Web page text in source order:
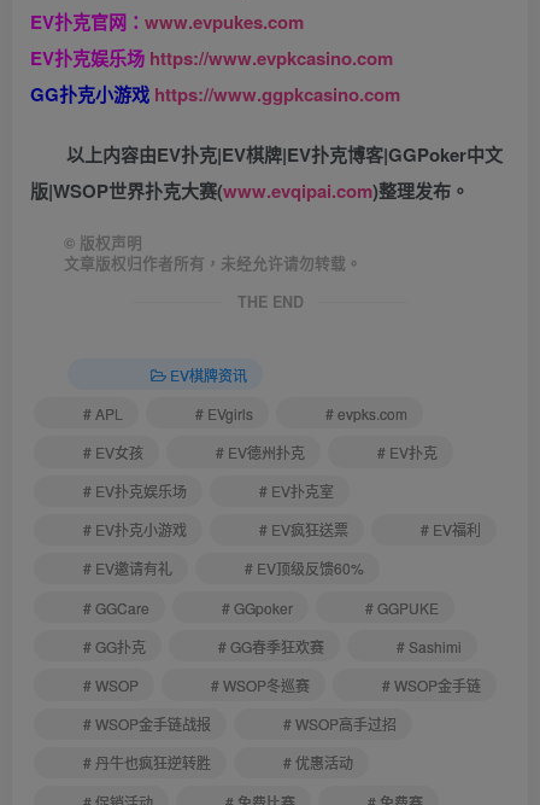
EV扑克官网： www.evpukes.com
EV扑克娱乐场 https://www.evpkcasino.com
GG扑克小游戏 https://www.ggpkcasino.com
以上内容由EV扑克|EV棋牌|EV扑克博客|GGPoker中文
版|WSOP世界扑克大赛(www.evqipai.com)整理发布。
© 版权声明
文章版权归作者所有，未经允许请勿转载。
THE END
EV棋牌资讯
# APL
# EVgirls
# evpks.com
# EV女孩
# EV德州扑克
# EV扑克
# EV扑克娱乐场
# EV扑克室
# EV扑克小游戏
# EV疯狂送票
# EV福利
# EV邀请有礼
# EV顶级反馈60%
# GGCare
# GGpoker
# GGPUKE
# GG扑克
# GG春季狂欢赛
# Sashimi
# WSOP
# WSOP冬巡赛
# WSOP金手链
# WSOP金手链战报
# WSOP高手过招
# 丹牛也疯狂逆转胜
# 优惠活动